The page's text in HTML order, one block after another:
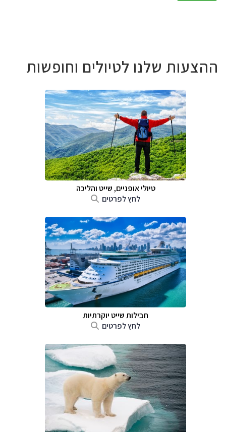
ההצעות שלנו לטיולים וחופשות
טיולי אופניים, שייט והליכה
לחץ לפרטים
חבילות שייט יוקרתיות
לחץ לפרטים